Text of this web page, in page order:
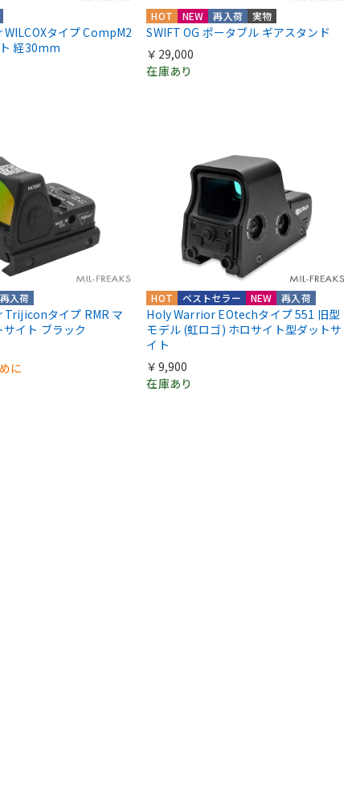
タイプ CompM2
経30mm
HOT NEW 再入荷 実物
SWIFT OG ポータブル ギアスタンド
￥29,000
在庫あり
再入荷
タイプ RMR マ
イト ブラック
に
HOT NEW 再入荷
ベストセラー
Holy Warrior EOtechタイプ 551 旧型
モデル (虹ロゴ) ホロサイト型ダットサ
イト
￥9,900
在庫あり